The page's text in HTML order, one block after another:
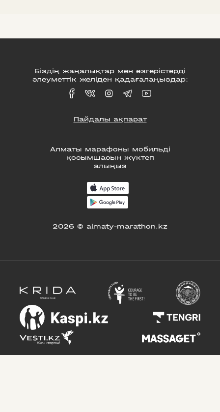
Алматы марафоны мобильді
қосымшасын жүктеп
алыңыз
2026 © almaty-marathon.kz
Біздің жаңалықтар мен өзгерістерді
әлеуметтік желіден қадағалаңыздар:
Пайдалы ақпарат